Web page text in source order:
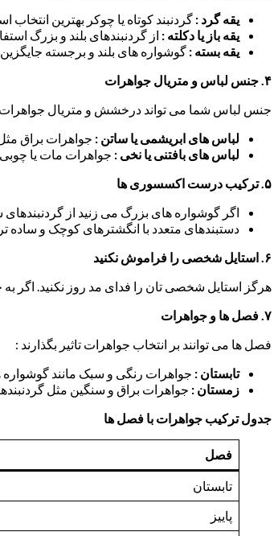
یقه گرد : گردنبند کوتاه یا چوکر بهترین انتخاب
یقه باز یا دکلته : از گردنبندهای بلند و بزرگ
یقه بسته : گوشواره های بلند و برجسته
۴.جنس لباس و متریال جواهرات
جنس لباس شما می تواند درخشش و متریال جواهرات
لباس های ابریشمی یا ساتن : جواهرات براق
لباس های بافتنی یا نخی : جواهرات مات یا
۵.ترکیب درست اکسسوری ها
اگر گوشواره های بزرگ می زنید از گردنبندهای
دستبندهای متعدد با انگشترهای کوچک و ساده
۶.استایل شخصی را فراموش نکنید
هرگز استایل شخصی تان را فدای مد روز نکنید. اگر به
۷.فصل ها و جواهرات
فصل ها می توانند بر انتخاب جواهرات تاثیر بگذارند :
تابستان : جواهرات رنگی و سبک مانند گوشواره
زمستان : جواهرات براق و سنگین مثل
جدول ترکیب جواهرات با فصل ها
فصل
تابستان
پاییز